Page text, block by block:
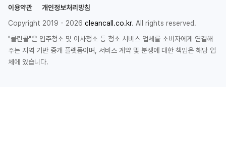
이용약관
개인정보처리방침
Copyright 2019 - 2026 cleancall.co.kr. All rights reserved.
"클린콜"은 입주청소 및 이사청소 등 청소 서비스 업체를 소비자에게 연결해
주는 지역 기반 중개 플랫폼이며, 서비스 계약 및 분쟁에 대한 책임은 해당 업
체에 있습니다.